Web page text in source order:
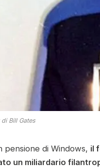
Bill Gates
pensione di Windows, il
un miliardario